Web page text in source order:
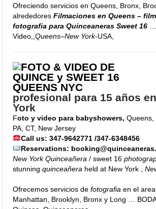
Ofreciendo servicios en Queens, Bronx,
alrededoresFilmaciones en Queens –
fotografia para Quinceaneras Sweet 16
Video,,Queens–New York-USA,
profesional para 15 años
York
Foto y video para babyshowers, Queens,
PA, CT, New Jersey
Call us: 347-9642771 /347-6348456
Reservations:
New York Quinceañera / sweet 16
stunningquinceañera held at New York ,
Ofrecemos servicios defotografia en el
Manhattan, Brooklyn, Bronx y Long …